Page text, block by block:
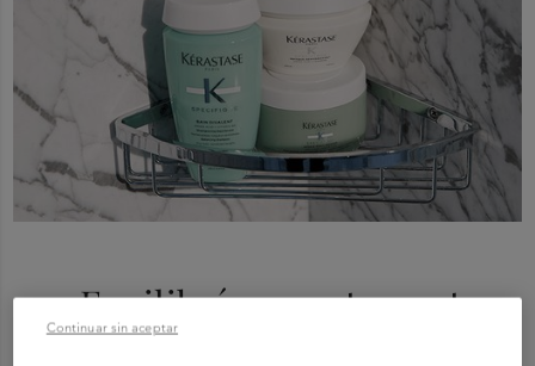
Equilibrá correctamente
Continuar sin aceptar